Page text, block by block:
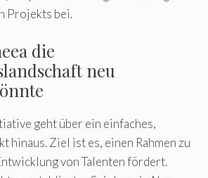
Projekts bei.
die
neu
geht über ein einfaches,
hinaus. Ziel ist es, einen Rahmen zu
von Talenten fördert.